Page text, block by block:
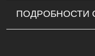
ПОДРОБНОСТИ